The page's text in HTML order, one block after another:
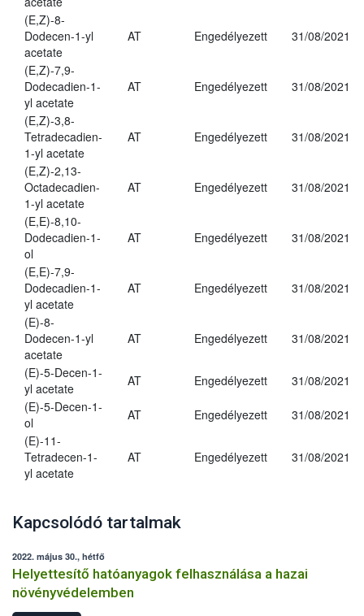
(E,Z)-8-
Dodecen-1-yl
acetate
AT Engedélyezett 31/08/2021
(E,Z)-7,9-
Dodecadien-1-
yl acetate
AT Engedélyezett 31/08/2021
(E,Z)-3,8-
Tetradecadien-
1-yl acetate
AT Engedélyezett 31/08/2021
(E,Z)-2,13-
Octadecadien-
1-yl acetate
AT Engedélyezett 31/08/2021
(E,E)-8,10-
Dodecadien-1-
ol
AT Engedélyezett 31/08/2021
(E,E)-7,9-
Dodecadien-1-
yl acetate
AT Engedélyezett 31/08/2021
(E)-8-
Dodecen-1-yl
acetate
AT Engedélyezett 31/08/2021
(E)-5-Decen-1-
yl acetate
AT Engedélyezett
31/08/2021
(E)-5-Decen-1-
ol
AT Engedélyezett
31/08/2021
(E)-11-
Tetradecen-1-
yl acetate
AT Engedélyezett 31/08/2021
Kapcsolódó tartalmak
2022. május 30., hétfő
Helyettesítő hatóanyagok felhasználása a hazai
növényvédelemben